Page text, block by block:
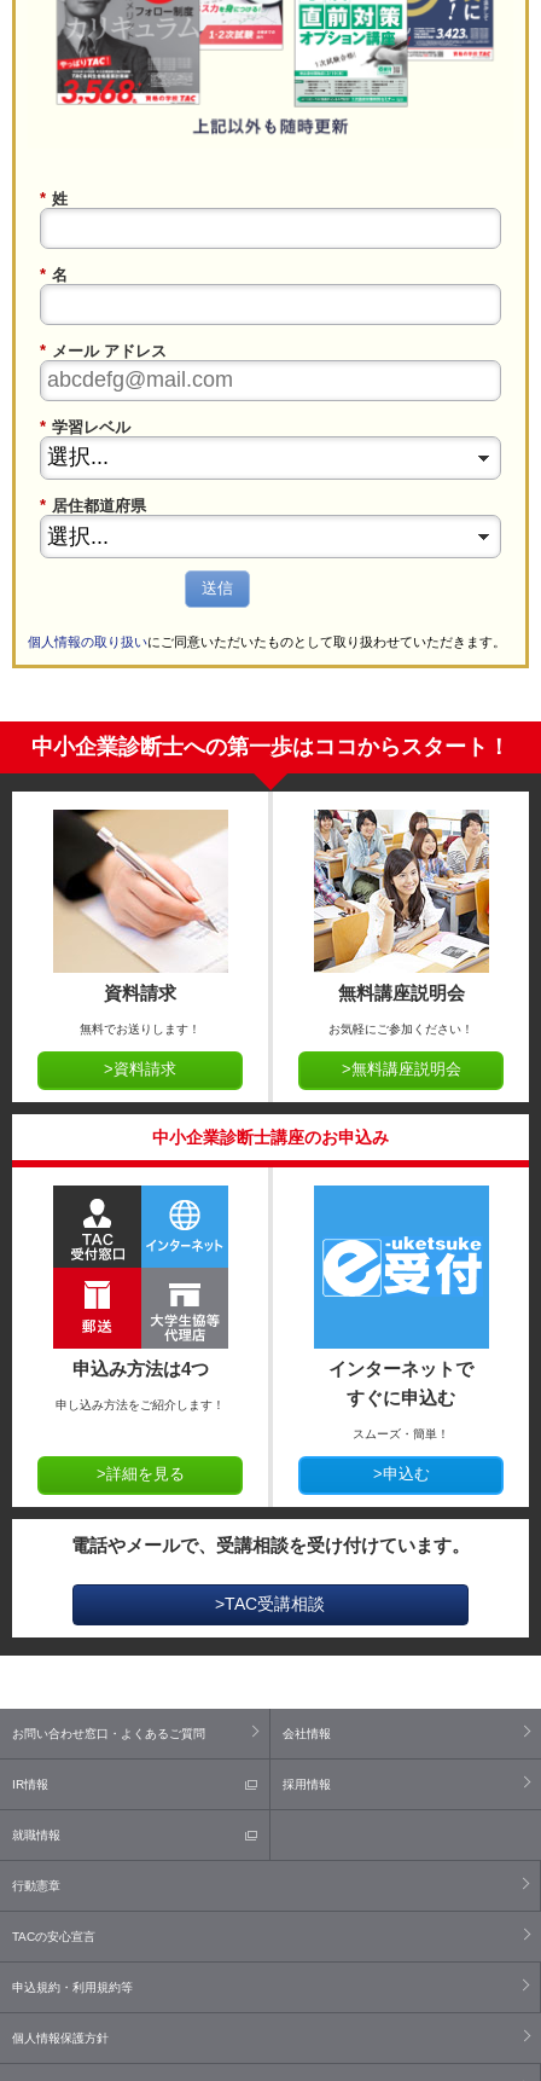
* 姓
* 名
* メール アドレス
* 学習レベル
* 居住都道府県
送信
個人情報の取り扱いにご同意いただいたものとして取り扱わせていただきます。
中小企業診断士への第一歩はココからスタート！
資料請求
無料でお送りします！
>資料請求
無料講座説明会
お気軽にご参加ください！
>無料講座説明会
中小企業診断士講座のお申込み
申込み方法は4つ
申し込み方法をご紹介します！
>詳細を見る
インターネットで
すぐに申込む
スムーズ・簡単！
>申込む
電話やメールで、受講相談を受け付けています。
>TAC受講相談
お問い合わせ窓口・よくあるご質問 会社情報
IR情報 採用情報
就職情報
行動憲章
TACの安心宣言
申込規約・利用規約等
個人情報保護方針